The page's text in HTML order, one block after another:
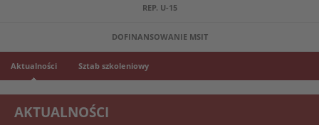
REP. U-15
DOFINANSOWANIE MSIT
Aktualności Sztab szkoleniowy
AKTUALNOŚCI